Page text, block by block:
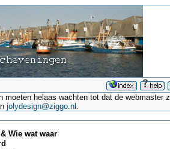
moeten helaas wachten tot dat de
jolydesign@ziggo.nl .
Wie wat waar